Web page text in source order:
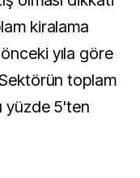
kiralama
yıla göre
toplam
yüzde 5'ten